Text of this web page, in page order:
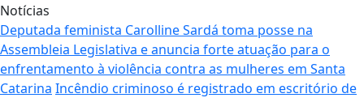
Notícias
Deputada feminista Carolline Sardá toma posse na
Assembleia Legislativa e anuncia forte atuação para o
enfrentamento à violência contra as mulheres em Santa
Catarina Incêndio criminoso é registrado em escritório de